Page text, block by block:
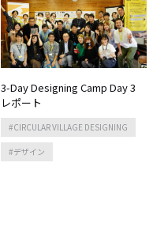
3-Day Designing Camp Day 3
レポート
CIRCULAR VILLAGE DESIGNING
デザイン